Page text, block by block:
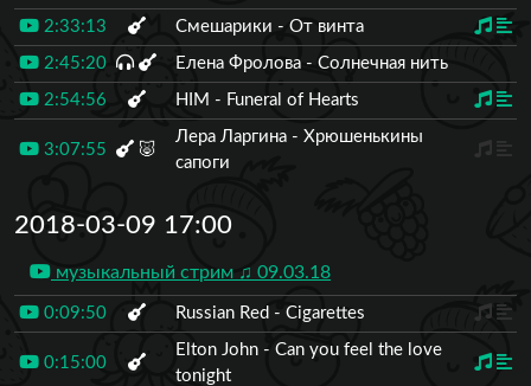
2:33:13 Смешарики - От винта
2:45:20 Елена Фролова - Солнечная нить
2:54:56 HIM - Funeral of Hearts
3:07:55 🐷
Лера Ларгина - Хрюшенькины
сапоги
2018-03-09 17:00
музыкальный стрим ♫ 09.03.18
0:09:50 Russian Red - Cigarettes
0:15:00
Elton John - Can you feel the love
tonight